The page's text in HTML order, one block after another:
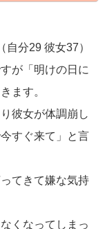
分29 彼女37）
が「明けの日に
ます。
彼女が体調崩し
すぐ来て」と言
てきて嫌な気持
くなってしまっ